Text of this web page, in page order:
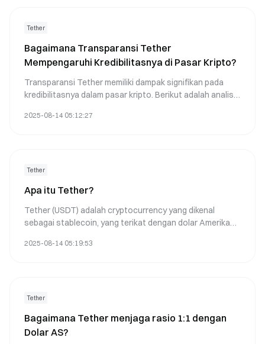
Tether
Bagaimana Transparansi Tether
Mempengaruhi Kredibilitasnya di Pasar Kripto?
Transparansi Tether memiliki dampak signifikan pada
kredibilitasnya dalam pasar kripto. Berikut adalah analisis
para ahli:
2025-08-14 05:12:27
Tether
Apa itu Tether?
Tether (USDT) adalah cryptocurrency yang dikenal
sebagai stablecoin, yang terikat dengan dolar Amerika
USDT dirancang untuk bernilai satu dolar AS,
2025-08-14 05:19:53
Tether
Bagaimana Tether menjaga rasio 1:1 dengan
Dolar AS?